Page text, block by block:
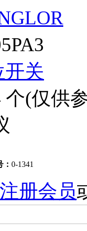
开关
个(仅供
0-1341
注册会员